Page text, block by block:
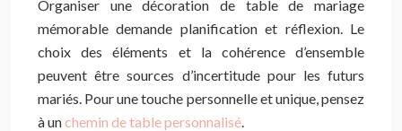
Organiser une décoration de table de mariage
mémorable demande planification et réflexion. Le
choix des éléments et la cohérence d’ensemble
peuvent être sources d’incertitude pour les futurs
mariés. Pour une touche personnelle et unique, pensez
à unchemin de table personnalisé.